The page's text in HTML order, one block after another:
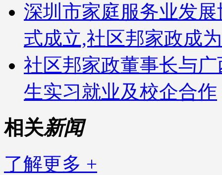
深圳市家庭服务业发
式成立,社区邦家政成
社区邦家政董事长与
生实习就业及校企合作
相关新闻
了解更多 +